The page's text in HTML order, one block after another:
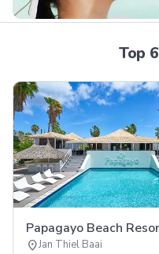
Top
Papagayo Beach
location_onJan Thiel Baai